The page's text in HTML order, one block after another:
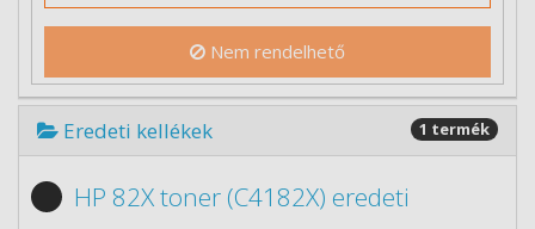
Nem rendelhető
Eredeti kellékek 1 termék
HP 82X toner (C4182X) eredeti